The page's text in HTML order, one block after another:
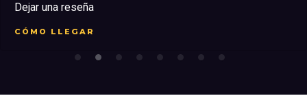
Dejar una reseña
CÓMO LLEGAR